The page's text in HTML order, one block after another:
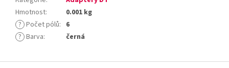
Hmotnost:
0.001 kg
? Počet pólů: 6
? Barva: černá